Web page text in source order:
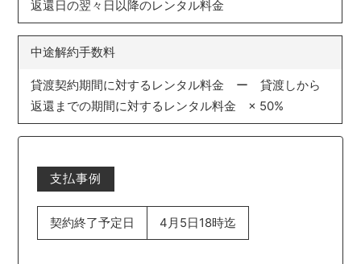
返還日の翌々日以降のレンタル料金
中途解約手数料
貸渡契約期間に対するレンタル料金 ー 貸渡しから
返還までの期間に対するレンタル料金 × 50%
支払事例
契約終了予定日 4月5日18時迄